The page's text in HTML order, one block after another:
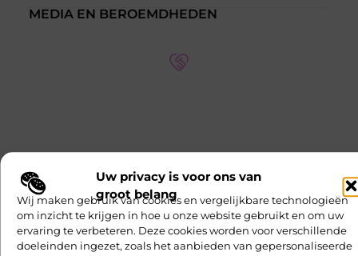
Uw privacy is voor ons van
groot belang
Wij maken gebruik van cookies en vergelijkbare technologieën
om inzicht te krijgen in hoe u onze website gebruikt en om uw
ervaring te verbeteren. Deze cookies worden voor verschillende
doeleinden ingezet, zoals het aanbieden van gepersonaliseerde
Entertainment
Sport
MEDIA EN BEROEMDHEDEN
Ontmoet Onze Partners